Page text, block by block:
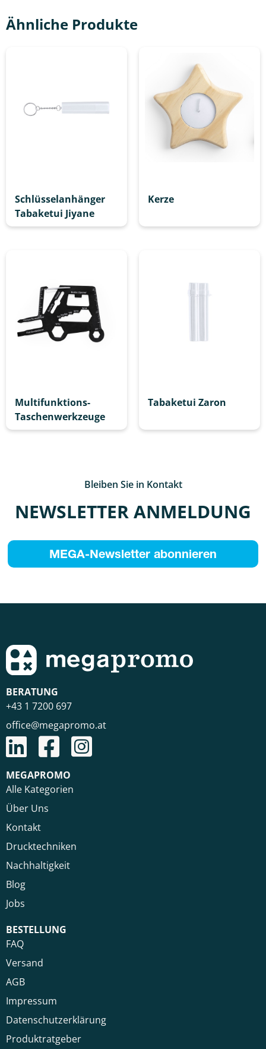
Ähnliche Produkte
Schlüsselanhänger
Tabaketui Jiyane
Kerze
Multifunktions-
Taschenwerkzeuge
Tabaketui Zaron
Bleiben Sie in Kontakt
NEWSLETTER ANMELDUNG
MEGA-Newsletter abonnieren
BERATUNG
+43 1 7200 697
office@megapromo.at
MEGAPROMO
Alle Kategorien
Über Uns
Kontakt
Drucktechniken
Nachhaltigkeit
Blog
Jobs
BESTELLUNG
FAQ
Versand
AGB
Impressum
Datenschutzerklärung
Produktratgeber